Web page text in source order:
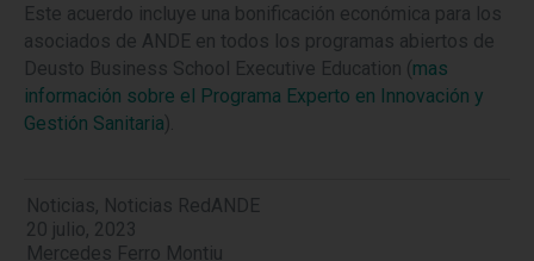
Este acuerdo incluye una bonificación económica para los
asociados de ANDE en todos los programas abiertos de
Deusto Business School Executive Education (mas
información sobre el Programa Experto en Innovación y
Gestión Sanitaria).
Noticias, Noticias RedANDE
20 julio, 2023
Mercedes Ferro Montiu